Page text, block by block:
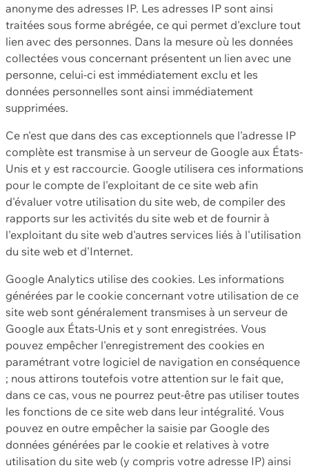
anonyme des adresses IP. Les adresses IP sont ainsi
traitées sous forme abrégée, ce qui permet d'exclure tout
lien avec des personnes. Dans la mesure où les données
collectées vous concernant présentent un lien avec une
personne, celui-ci est immédiatement exclu et les
données personnelles sont ainsi immédiatement
supprimées.
Ce n'est que dans des cas exceptionnels que l'adresse IP
complète est transmise à un serveur de Google aux États-
Unis et y est raccourcie. Google utilisera ces informations
pour le compte de l'exploitant de ce site web afin
d'évaluer votre utilisation du site web, de compiler des
rapports sur les activités du site web et de fournir à
l'exploitant du site web d'autres services liés à l'utilisation
du site web et d'Internet.
Google Analytics utilise des cookies. Les informations
générées par le cookie concernant votre utilisation de ce
site web sont généralement transmises à un serveur de
Google aux États-Unis et y sont enregistrées. Vous
pouvez empêcher l'enregistrement des cookies en
paramétrant votre logiciel de navigation en conséquence
; nous attirons toutefois votre attention sur le fait que,
dans ce cas, vous ne pourrez peut-être pas utiliser toutes
les fonctions de ce site web dans leur intégralité. Vous
pouvez en outre empêcher la saisie par Google des
données générées par le cookie et relatives à votre
utilisation du site web (y compris votre adresse IP) ainsi